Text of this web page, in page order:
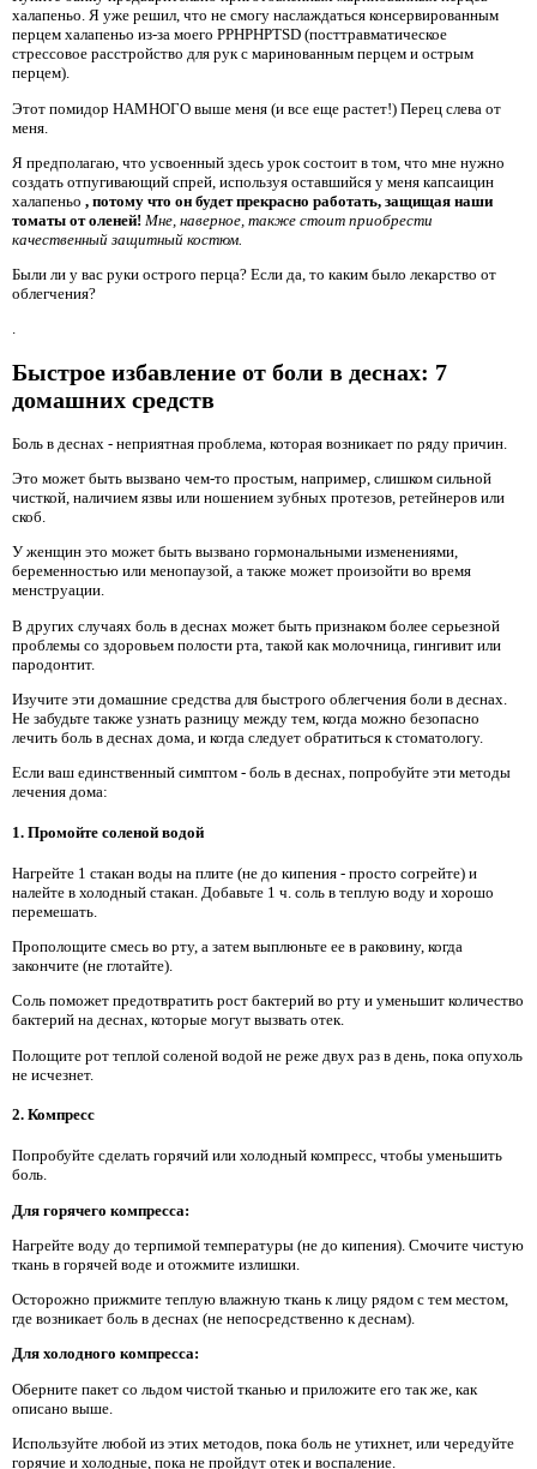
халапеньо. Я уже решил, что не смогу наслаждаться консервированным
перцем халапеньо из-за моего PPHPHPTSD (посттравматическое
стрессовое расстройство для рук с маринованным перцем и острым
перцем).
Этот помидор НАМНОГО выше меня (и все еще растет!) Перец слева от
меня.
Я предполагаю, что усвоенный здесь урок состоит в том, что мне нужно
создать отпугивающий спрей, используя оставшийся у меня капсаицин
халапеньо , потому что он будет прекрасно работать, защищая наши
томаты от оленей! Мне, наверное, также стоит приобрести
качественный защитный костюм.
Были ли у вас руки острого перца? Если да, то каким было лекарство от
облегчения?
.
Быстрое избавление от боли в деснах: 7
домашних средств
Боль в деснах - неприятная проблема, которая возникает по ряду причин.
Это может быть вызвано чем-то простым, например, слишком сильной
чисткой, наличием язвы или ношением зубных протезов, ретейнеров или
скоб.
У женщин это может быть вызвано гормональными изменениями,
беременностью или менопаузой, а также может произойти во время
менструации.
В других случаях боль в деснах может быть признаком более серьезной
проблемы со здоровьем полости рта, такой как молочница, гингивит или
пародонтит.
Изучите эти домашние средства для быстрого облегчения боли в деснах.
Не забудьте также узнать разницу между тем, когда можно безопасно
лечить боль в деснах дома, и когда следует обратиться к стоматологу.
Если ваш единственный симптом - боль в деснах, попробуйте эти методы
лечения дома:
1. Промойте соленой водой
Нагрейте 1 стакан воды на плите (не до кипения - просто согрейте) и
налейте в холодный стакан. Добавьте 1 ч. соль в теплую воду и хорошо
перемешать.
Прополощите смесь во рту, а затем выплюньте ее в раковину, когда
закончите (не глотайте).
Соль поможет предотвратить рост бактерий во рту и уменьшит количество
бактерий на деснах, которые могут вызвать отек.
Полощите рот теплой соленой водой не реже двух раз в день, пока опухоль
не исчезнет.
2. Компресс
Попробуйте сделать горячий или холодный компресс, чтобы уменьшить
боль.
Для горячего компресса:
Нагрейте воду до терпимой температуры (не до кипения). Смочите чистую
ткань в горячей воде и отожмите излишки.
Осторожно прижмите теплую влажную ткань к лицу рядом с тем местом,
где возникает боль в деснах (не непосредственно к деснам).
Для холодного компресса:
Оберните пакет со льдом чистой тканью и приложите его так же, как
описано выше.
Используйте любой из этих методов, пока боль не утихнет, или чередуйте
горячие и холодные, пока не пройдут отек и воспаление.